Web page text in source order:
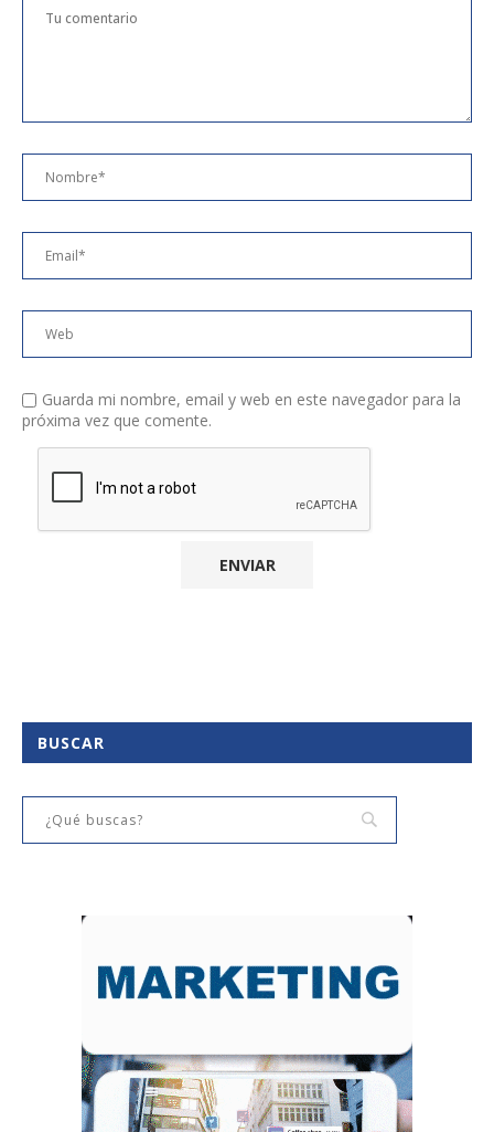
Guarda mi nombre, email y web en este navegador para la
próxima vez que comente.
BUSCAR